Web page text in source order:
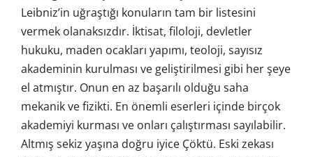
Leibniz’in uğraştığı konuların tam bir listesini
vermek olanaksızdır. İktisat, filoloji, devletler
hukuku, maden ocakları yapımı, teoloji, sayısız
akademinin kurulması ve geliştirilmesi gibi her şeye
el atmıştır. Onun en az başarılı olduğu saha
mekanik ve fizikti. En önemli eserleri içinde birçok
akademiyi kurması ve onları çalıştırması sayılabilir.
Altmış sekiz yaşına doğru iyice Çöktü. Eski zekası